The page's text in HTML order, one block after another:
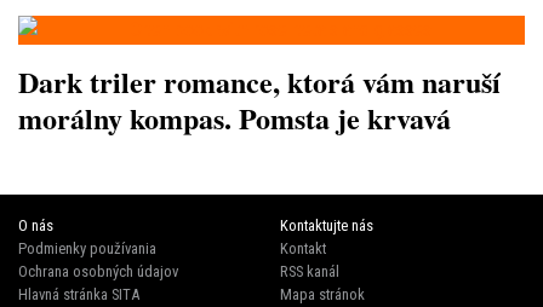
Dark triler romance, ktorá vám naruší
morálny kompas. Pomsta je krvavá
O nás
Podmienky používania
Ochrana osobných údajov
Hlavná stránka SITA
Kontaktujte nás
Kontakt
RSS kanál
Mapa stránok